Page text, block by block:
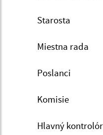
Starosta
Miestna rada
Poslanci
Komisie
Hlavný kontrolór